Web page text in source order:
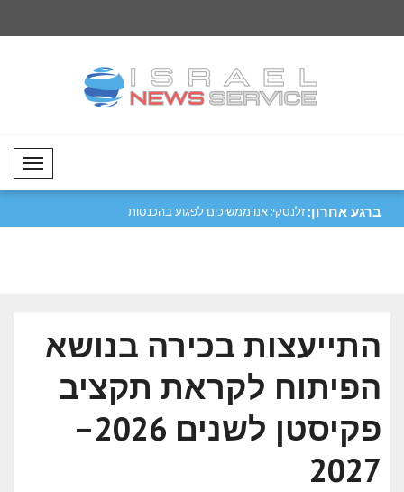
Mobil Menü
ברגע אחרון: שריף יקיים ביקור רשמי בערב הסעודית.. נגרמה בעקבות
התייעצות בכירה בנושא
הפיתוח לקראת תקציב
פקיסטן לשנים 2026–
2027